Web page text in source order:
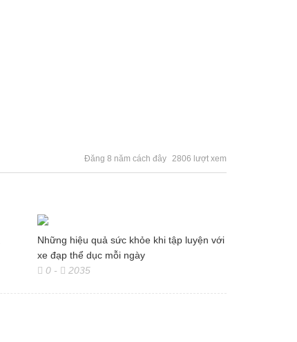
Đăng 8 năm cách đây 2806 lượt xem
Những hiệu quả sức khỏe khi tập luyện với
xe đạp thể dục mỗi ngày
0 - 2035